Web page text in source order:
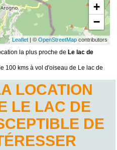
+
−
Leaflet| © OpenStreetMapcontributors
la plus proche de Le lac de
100 kms à vol d'oiseau de Le lac de
LOCATION
LE LAC DE
DE